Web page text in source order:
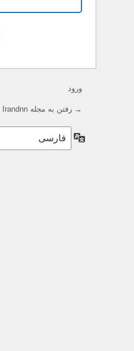
ورود
→ رفتن به مجله Irandnn
زبان